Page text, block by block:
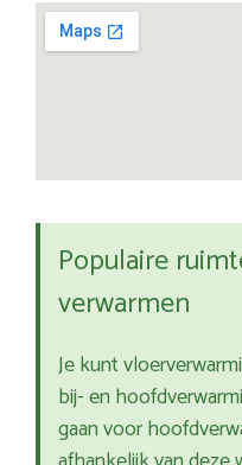
Populaire
verwarmen
Je kunt
bij- en
gaan voor